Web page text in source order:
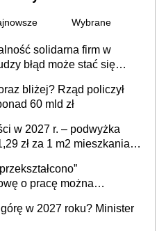
Wybrane
solidarna firm w
błąd może stać się
bliżej? Rząd policzył
60 mld zł
w 2027 r. – podwyżka
zł za 1 m2 mieszkania,
gospodarczej
o pracę można
wyjściem
w 2027 roku? Minister